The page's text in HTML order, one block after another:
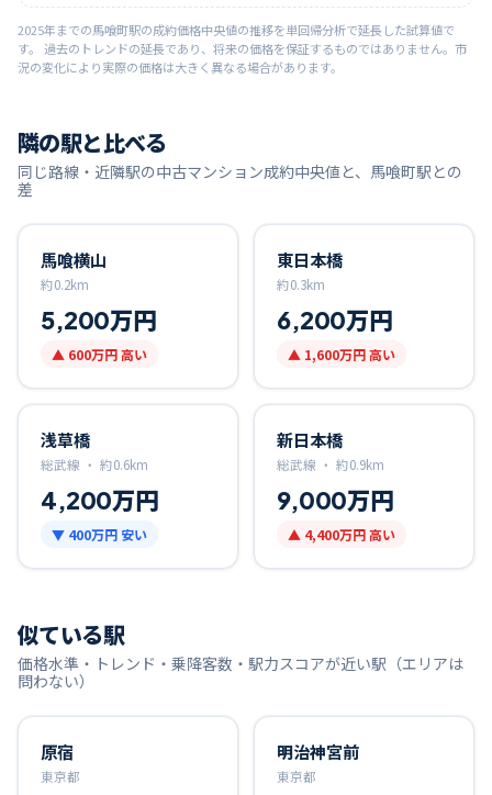
2025年までの馬喰町駅の成約価格中央値の推移を単回帰分析で延長した試算値で
す。 過去のトレンドの延長であり、将来の価格を保証するものではありません。市
況の変化により実際の価格は大きく異なる場合があります。
隣の駅と比べる
同じ路線・近隣駅の中古マンション成約中央値と、 馬喰町駅との
差
馬喰横山
約0.2km
5,200万円
▲ 600万円高い
東日本橋
約0.3km
6,200万円
▲ 1,600万円高い
浅草橋
総武線 ・ 約0.6km
4,200万円
▼ 400万円 安い
新日本橋
総武線 ・ 約0.9km
9,000万円
▲ 4,400万円高い
似ている駅
価格水準・トレンド・乗降客数・駅力スコアが近い駅（エリアは
問わない）
原宿
東京都
明治神宮前
東京都